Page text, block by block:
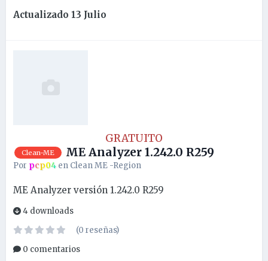
Actualizado 13 Julio
GRATUITO
Clean-ME ME Analyzer 1.242.0 R259
Por pcp04 en Clean ME -Region
ME Analyzer versión 1.242.0 R259
4 downloads
(0 reseñas)
0 comentarios